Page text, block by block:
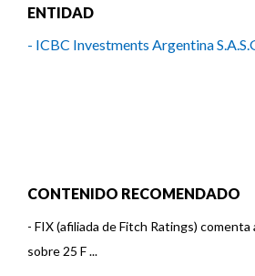
ENTIDAD
- ICBC Investments Argentina
CONTENIDO RECOMENDADO
- FIX (afiliada de Fitch Ratings)
sobre 25 F ...